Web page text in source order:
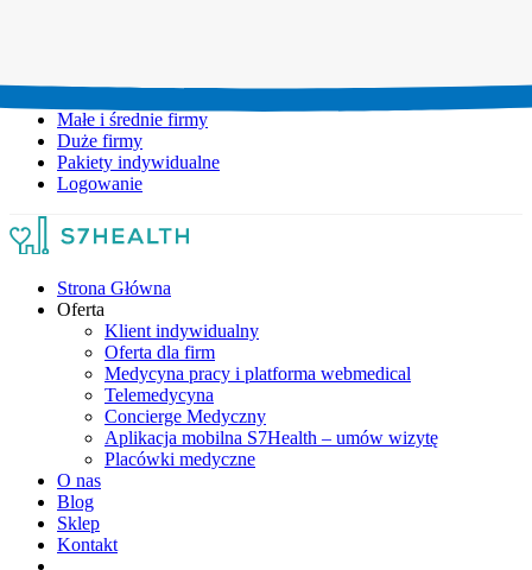
Małe i średnie firmy
Duże firmy
Pakiety indywidualne
Logowanie
Strona Główna
Oferta
Klient indywidualny
Oferta dla firm
Medycyna pracy i platforma webmedical
Telemedycyna
Concierge Medyczny
Aplikacja mobilna S7Health – umów wizytę
Placówki medyczne
O nas
Blog
Sklep
Kontakt